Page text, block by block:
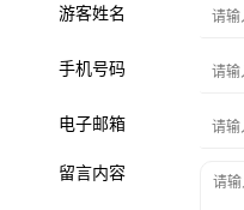
游客姓名
手机号码
电子邮箱
留言内容